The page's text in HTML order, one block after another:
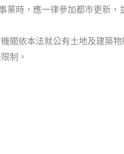
業時，應一律參加都市更新
機關依本法就公有土地及建築
制。